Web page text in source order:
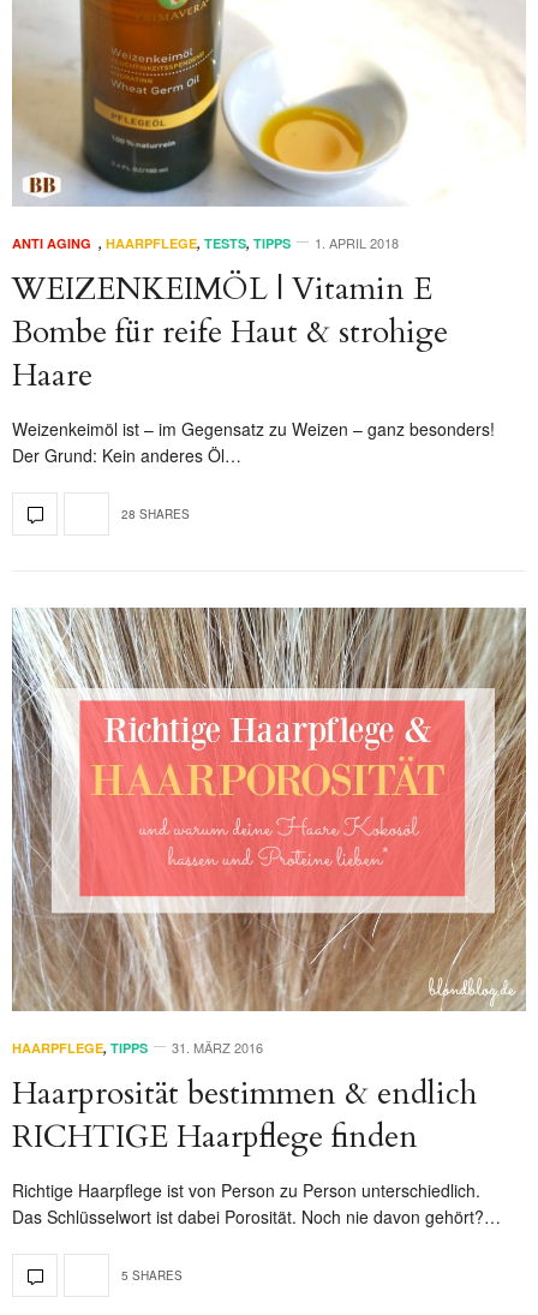
ANTI AGING , HAARPFLEGE, TESTS, TIPPS 1. APRIL 2018
WEIZENKEIMÖL | Vitamin E
Bombe für reife Haut & strohige
Haare
Weizenkeimöl ist – im Gegensatz zu Weizen – ganz besonders!
Der Grund: Kein anderes Öl…
28 SHARES
HAARPFLEGE, TIPPS 31. MÄRZ 2016
Haarprosität bestimmen & endlich
RICHTIGE Haarpflege finden
Richtige Haarpflege ist von Person zu Person unterschiedlich.
Das Schlüsselwort ist dabei Porosität. Noch nie davon gehört?…
5 SHARES